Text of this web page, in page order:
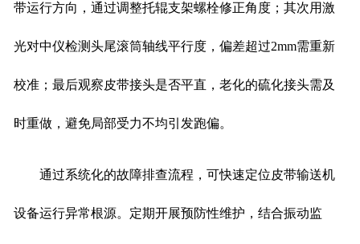
带运行方向，通过调整托辊支架螺栓修正角度；其次用激
光对中仪检测头尾滚筒轴线平行度，偏差超过2mm需重新
校准；最后观察皮带接头是否平直，老化的硫化接头需及
时重做，避免局部受力不均引发跑偏。
通过系统化的故障排查流程，可快速定位皮带输送机
设备运行异常根源。定期开展预防性维护，结合振动监